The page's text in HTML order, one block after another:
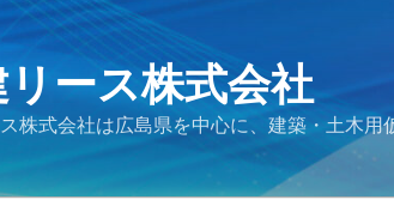
ース株式会社
株式会社は広島県を中心に、建築・土木